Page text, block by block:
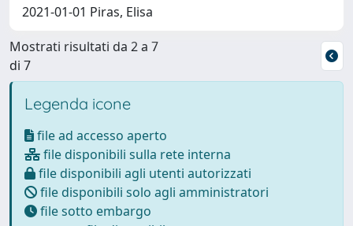
2021-01-01 Piras, Elisa
Mostrati risultati da 2 a 7
di 7
Legenda icone
file ad accesso aperto
file disponibili sulla rete interna
file disponibili agli utenti autorizzati
file disponibili solo agli amministratori
file sotto embargo